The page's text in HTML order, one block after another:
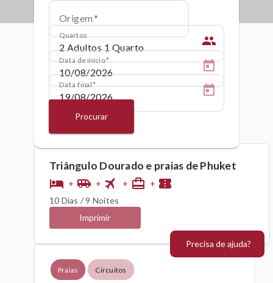
Origem
Quartos people
Data de início
Data final
Procurar
Praias Circuitos
Triângulo Dourado e praias de Phuket
hotel + airport_shuttle + flight + card_travel + confirmation_number
10 Dias / 9 Noites
Imprimir
Precisa de ajuda?